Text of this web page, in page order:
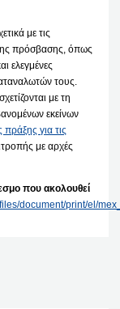
με τις
πρόσβασης, όπως
ελεγμένες
τους.
με τη
εκείνων
για τις
με αρχές
που ακολουθεί
document/print/el/